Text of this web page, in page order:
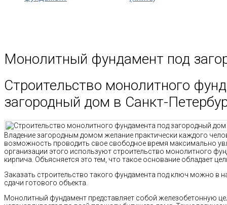
Монолитный фундамент под
Строительство монолитного
загородный дом в Санкт-
Владение загородным домом желание практически каждого
возможность проводить свое свободное время максимально
организации этого используют строительство монолитного
кирпича. Объясняется это тем, что такое основание обладает
Заказать строительство такого фундамента под ключ можно в
сдачи готового объекта.
Монолитный фундамент представляет собой железобетонную